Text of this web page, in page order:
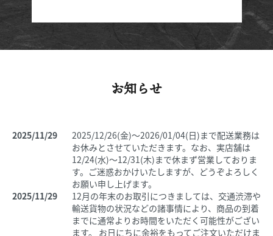
お知らせ
2025/11/29
2025/12/26(金)～2026/01/04(日)まで配送業務は
お休みとさせていただきます。なお、実店舗は
12/24(水)～12/31(木)まで休まず営業しておりま
す。ご迷惑おかけいたしますが、どうぞよろしく
お願い申し上げます。
2025/11/29
12月の年末のお取引につきましては、交通渋滞や
輸送貨物の状況などの諸事情により、商品の到着
までに通常よりお時間をいただく可能性がござい
ます。 お日にちに余裕をもってご注文いただけま